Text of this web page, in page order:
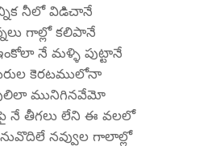
నీలో విడిచానే
గాల్లో కలిపానే
నే మళ్ళి పుట్టానే
కెరటములోనా
మునిగినవేమో
నే తీగలు లేని ఈ వలలో
నవ్వుల గాలాల్లో